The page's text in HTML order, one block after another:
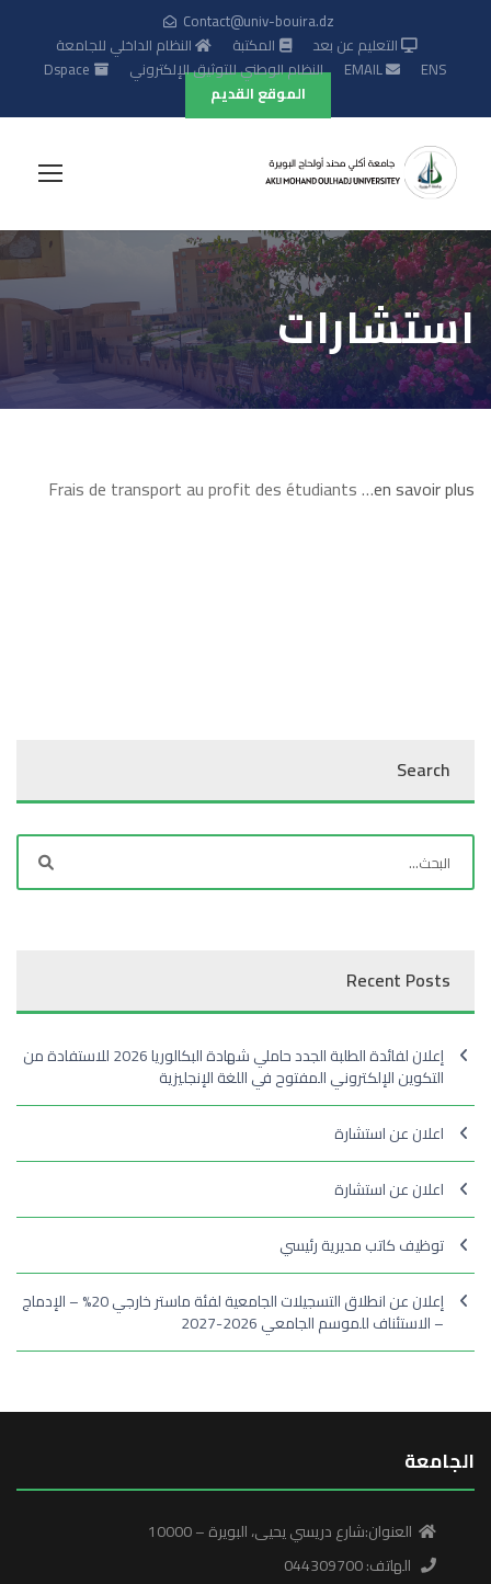
Contact@univ-bouira.dz
النظام الداخلي للجامعة
المكتبة
التعليم عن بعد
Dspace
النظام الوطني للتوثيق الإلكتروني EMAIL
ENS
الموقع القديم
استشارات
Frais de transport au profit des étudiants …en savoir plus
Search
Recent Posts
إعلان لفائدة الطلبة الجدد حاملي شهادة البكالوريا 2026 للاستفادة من
التكوين الإلكتروني المفتوح في اللغة الإنجليزية
اعلان عن استشارة
اعلان عن استشارة
توظيف كاتب مديرية رئيسي
إعلان عن انطلاق التسجيلات الجامعية لفئة ماستر خارجي 20% – الإدماج
– الاستئناف للموسم الجامعي 2026-2027
الجامعة
العنوان:شارع دريسي يحيى، البويرة – 10000
الهاتف: 044309700